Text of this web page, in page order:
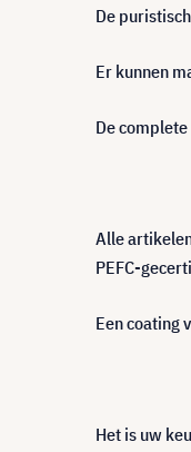
De
Er kunnen
De
Alle
PEFC-
Een coating
Het is uw